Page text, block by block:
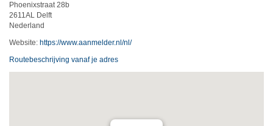
Phoenixstraat 28b
2611AL Delft
Nederland
Website: https://www.aanmelder.nl/nl/
Routebeschrijving vanaf je adres